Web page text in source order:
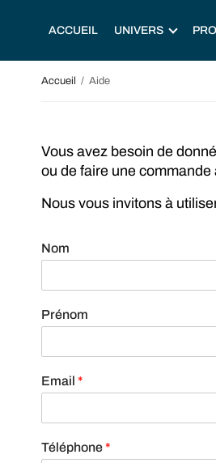
ACCUEIL UNIVERS
Accueil Aide
Vous avez besoin de
ou de faire une
Nous vous invitons à
Nom
Prénom
Email *
Téléphone*